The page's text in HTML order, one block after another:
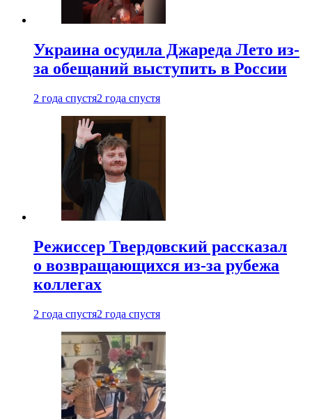
Украина осудила Джареда Лето из-
за обещаний выступить в России
2 года спустя2 года спустя
Режиссер Твердовский рассказал
о возвращающихся из-за рубежа
коллегах
2 года спустя2 года спустя